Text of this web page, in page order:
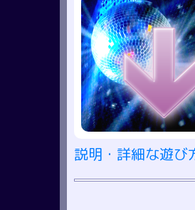
説明・詳細な遊び